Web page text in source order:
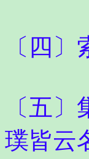
〔四
〔五
璞皆云